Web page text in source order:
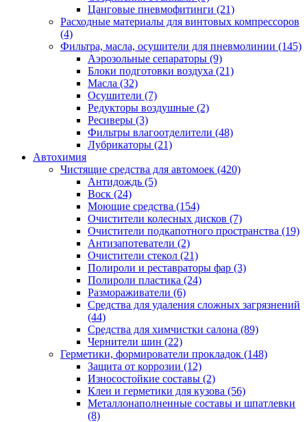
Цанговые пневмофитинги (21)
Расходные материалы для винтовых компрессоров
(4)
Фильтра, масла, осушители для пневмолинии (145)
Аэрозольные сепараторы (9)
Блоки подготовки воздуха (21)
Масла (32)
Осушители (7)
Редукторы воздушные (2)
Ресиверы (3)
Фильтры влагоотделители (48)
Лубрикаторы (21)
Автохимия
Чистящие средства для автомоек (420)
Антидождь (5)
Воск (24)
Моющие средства (154)
Очистители колесных дисков (7)
Очистители подкапотного пространства (19)
Антизапотеватели (2)
Очистители стекол (21)
Полироли и реставраторы фар (3)
Полироли пластика (24)
Размораживатели (6)
Средства для удаления сложных загрязнений
(44)
Средства для химчистки салона (89)
Чернители шин (22)
Герметики, формирователи прокладок (148)
Защита от коррозии (12)
Износостойкие составы (2)
Клеи и герметики для кузова (56)
Металлонаполненные составы и шпатлевки
(8)